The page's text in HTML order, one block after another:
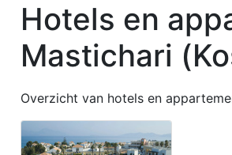
Hotels en
Mastichari
Overzicht van hotels en